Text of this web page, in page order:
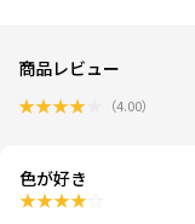
商品レビュー
★★★★ （4.00）
色が好き
★★★★